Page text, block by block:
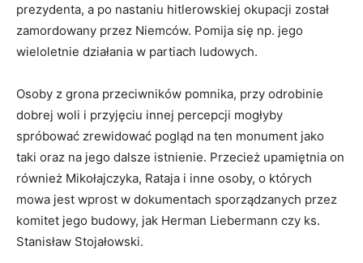
prezydenta, a po nastaniu hitlerowskiej okupacji został
zamordowany przez Niemców. Pomija się np. jego
wieloletnie działania w partiach ludowych.
Osoby z grona przeciwników pomnika, przy odrobinie
dobrej woli i przyjęciu innej percepcji mogłyby
spróbować zrewidować pogląd na ten monument jako
taki oraz na jego dalsze istnienie. Przecież upamiętnia on
również Mikołajczyka, Rataja i inne osoby, o których
mowa jest wprost w dokumentach sporządzanych przez
komitet jego budowy, jak Herman Liebermann czy ks.
Stanisław Stojałowski.